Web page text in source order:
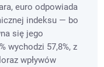
euro odpowiada
indeksu — bo
się jego
wychodzi 57,8%, z
wpływów